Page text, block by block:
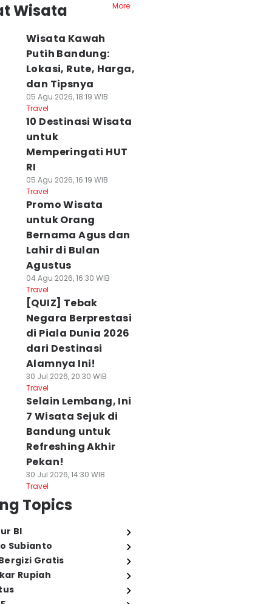
Wisata
More
Wisata Kawah
Putih Bandung:
Lokasi, Rute, Harga,
dan Tipsnya
05 Agu 2026, 18:19 WIB
Travel
10 Destinasi Wisata
untuk
Memperingati HUT
RI
05 Agu 2026, 16:19 WIB
Travel
Promo Wisata
untuk Orang
Bernama Agus dan
Lahir di Bulan
Agustus
04 Agu 2026, 16:30 WIB
Travel
[QUIZ] Tebak
Negara Berprestasi
di Piala Dunia 2026
dari Destinasi
Alamnya Ini!
30 Jul 2026, 20:30 WIB
Travel
Selain Lembang, Ini
7 Wisata Sejuk di
Bandung untuk
Refreshing Akhir
Pekan!
30 Jul 2026, 14:30 WIB
Travel
Topics
BI
Subianto
Gratis
Rupiah